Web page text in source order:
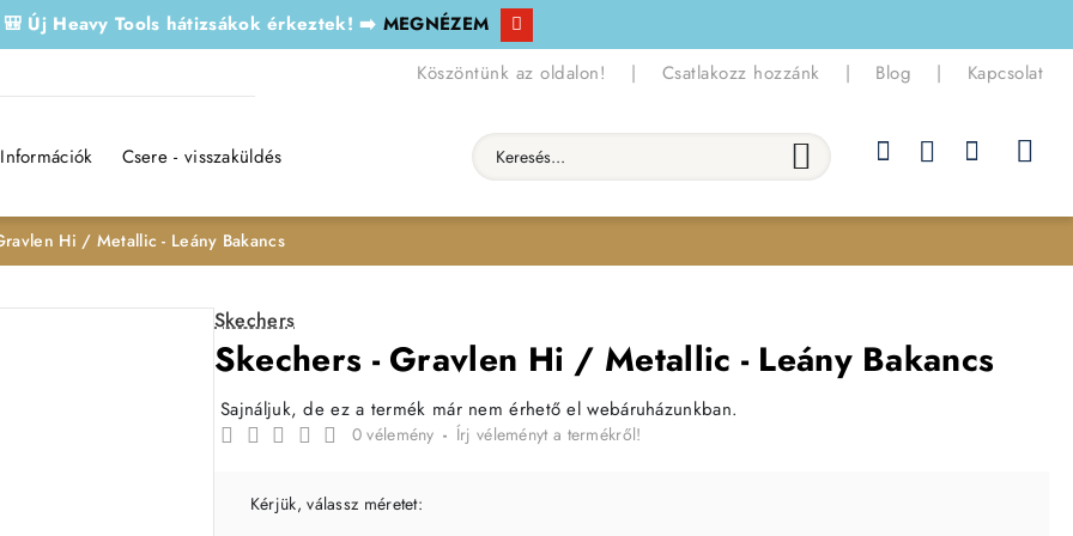
🎒 Új Heavy Tools hátizsákok érkeztek! ➡️ MEGNÉZEM
Köszöntünk az oldalon! | Csatlakozz hozzánk | Blog | Kapcsolat
Információk Csere - visszaküldés Keresés...
Hi / Metallic - Leány Bakancs
Skechers
Skechers - Gravlen Hi / Metallic - Leány Bakancs
Sajnáljuk, de ez a termék már nem érhető el webáruházunkban.
0 vélemény - Írj véleményt a termékről!
Kérjük, válassz méretet: